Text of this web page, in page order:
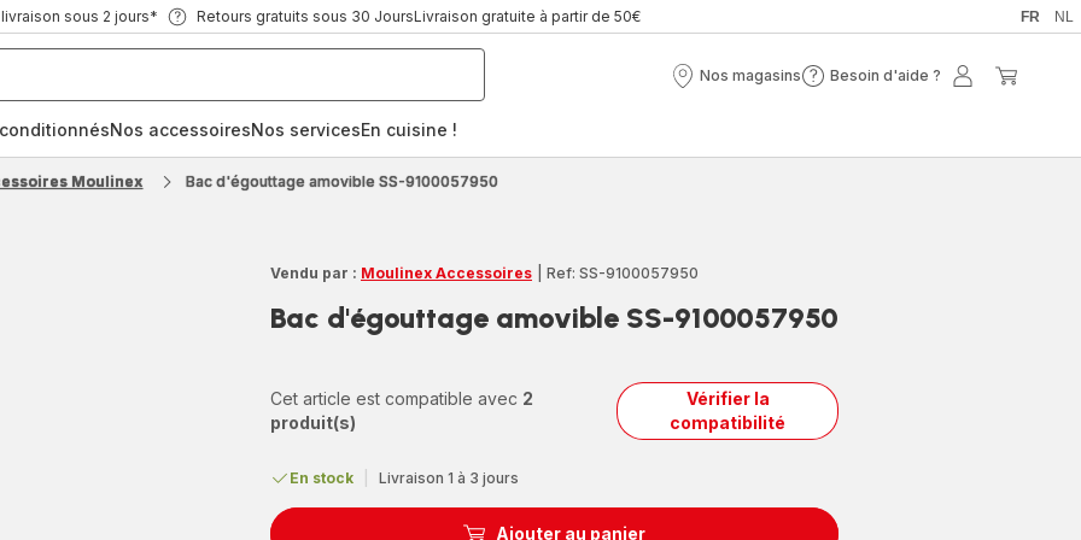
sous 2 jours* Retours gratuits sous 30 JoursLivraison gratuite à partir de 50€ FR NL
Nos magasins
Nos
Besoin d'aide ?
Besoin
Mon
Nos accessoiresNos servicesEn cuisine !
Moulinex Bac d'égouttage amovible SS-9100057950
Vendu par : Moulinex Accessoires Ref: SS-9100057950
Bac d'égouttage amovible SS-9100057950
Cet article est compatible avec 2
produit(s)
Vérifier la
compatibilité
En stock Livraison 1 à 3 jours
Ajouter au panier